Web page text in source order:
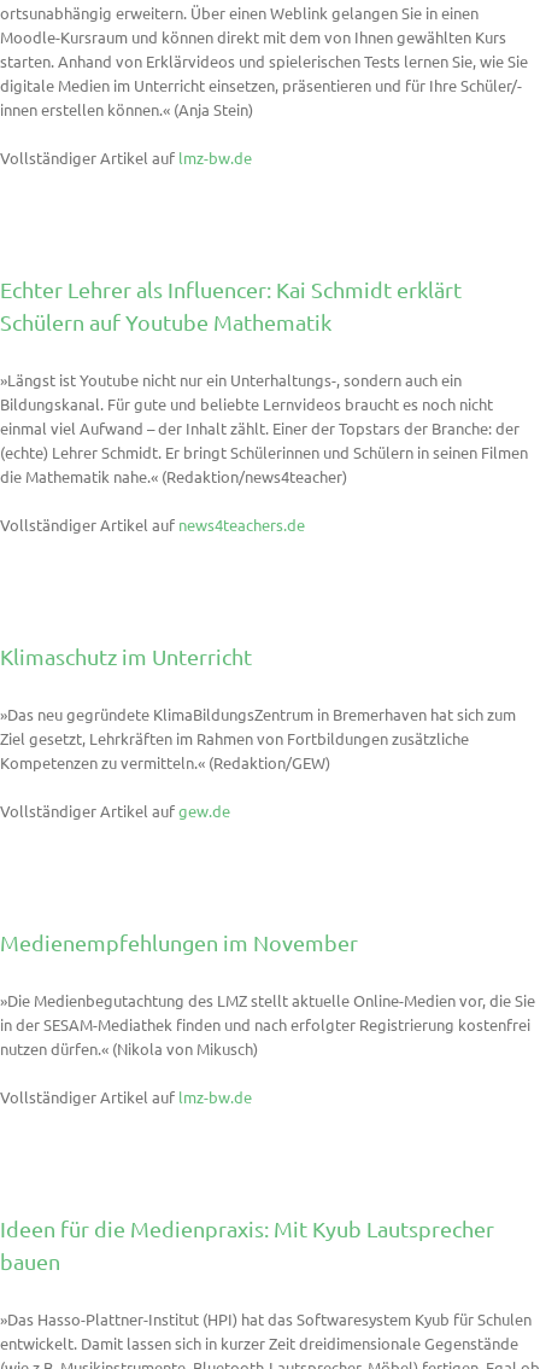
ortsunabhängig erweitern. Über einen Weblink gelangen Sie in einen
Moodle-Kursraum und können direkt mit dem von Ihnen gewählten Kurs
starten. Anhand von Erklärvideos und spielerischen Tests lernen Sie, wie Sie
digitale Medien im Unterricht einsetzen, präsentieren und für Ihre Schüler/-
innen erstellen können.« (Anja Stein)
Vollständiger Artikel auf lmz-bw.de
Echter Lehrer als Influencer: Kai Schmidt erklärt
Schülern auf Youtube Mathematik
»Längst ist Youtube nicht nur ein Unterhaltungs-, sondern auch ein
Bildungskanal. Für gute und beliebte Lernvideos braucht es noch nicht
einmal viel Aufwand – der Inhalt zählt. Einer der Topstars der Branche: der
(echte) Lehrer Schmidt. Er bringt Schülerinnen und Schülern in seinen Filmen
die Mathematik nahe.« (Redaktion/news4teacher)
Vollständiger Artikel auf news4teachers.de
Klimaschutz im Unterricht
»Das neu gegründete KlimaBildungsZentrum in Bremerhaven hat sich zum
Ziel gesetzt, Lehrkräften im Rahmen von Fortbildungen zusätzliche
Kompetenzen zu vermitteln.« (Redaktion/GEW)
Vollständiger Artikel aufgew.de
Medienempfehlungen im November
»Die Medienbegutachtung des LMZ stellt aktuelle Online-Medien vor, die Sie
in der SESAM-Mediathek finden und nach erfolgter Registrierung kostenfrei
nutzen dürfen.« (Nikola von Mikusch)
Vollständiger Artikel auf lmz-bw.de
Ideen für die Medienpraxis: Mit Kyub Lautsprecher
bauen
»Das Hasso-Plattner-Institut (HPI) hat das Softwaresystem Kyub für Schulen
entwickelt. Damit lassen sich in kurzer Zeit dreidimensionale Gegenstände